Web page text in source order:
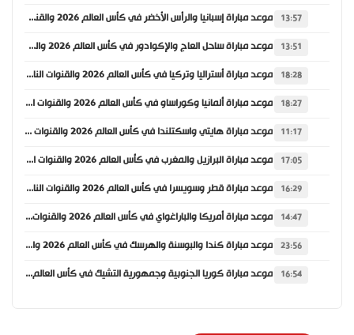
13:57 موعد مباراة إسبانيا والرأس الأخضر في كأس العالم 2026 والقنوات الناقلة
13:51 موعد مباراة ساحل العاج والإكوادور في كأس العالم 2026 والقنوات الناقلة
18:28 موعد مباراة أستراليا وتركيا في كأس العالم 2026 والقنوات الناقلة
18:27 موعد مباراة ألمانيا وكوراساو في كأس العالم 2026 والقنوات الناقلة
11:17 موعد مباراة هايتي واسكتلندا في كأس العالم 2026 والقنوات الناقلة
17:05 موعد مباراة البرازيل والمغرب في كأس العالم 2026 والقنوات الناقلة
16:29 موعد مباراة قطر وسويسرا في كأس العالم 2026 والقنوات الناقلة
14:47 موعد مباراة أمريكا والباراغواي في كأس العالم 2026 والقنوات الناقلة
23:56 موعد مباراة كندا والبوسنة والهرسك في كأس العالم 2026 والقنوات الناقلة
16:54 موعد مباراة كوريا الجنوبية وجمهورية التشيك في كأس العالم 2026 والقنوات الناقلة